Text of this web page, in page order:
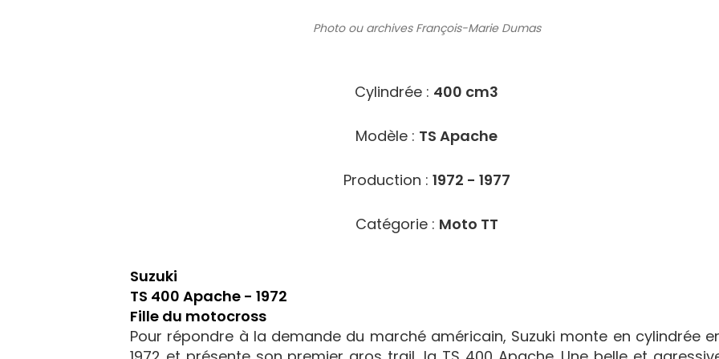
Photo ou archivesFrançois-Marie Dumas
Cylindrée : 400 cm3
Modèle : TS Apache
Production : 1972 - 1977
Catégorie : Moto TT
Suzuki
TS 400 Apache - 1972
Fille du motocross
Pour répondre à la demande du marché américain, Suzuki monte en cylindrée